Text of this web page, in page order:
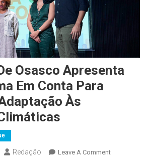
Osasco Apresenta
Em Conta Para
Às
Redação Leave A CommentOn